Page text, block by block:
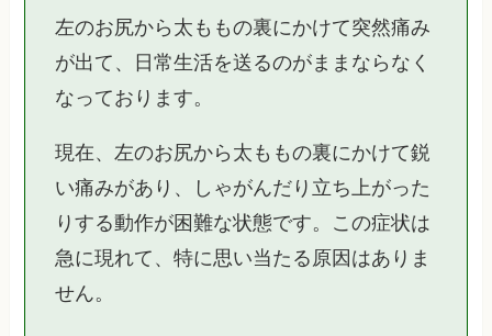
左のお尻から太ももの裏にかけて突然痛み
が出て、日常生活を送るのがままならなく
なっております。
現在、左のお尻から太ももの裏にかけて鋭
い痛みがあり、しゃがんだり立ち上がった
りする動作が困難な状態です。この症状は
急に現れて、特に思い当たる原因はありま
せん。